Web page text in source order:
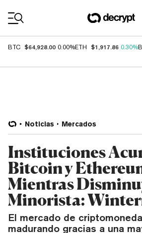
BTC $64,928.00 0.00%ETH $1,917.86 0.30%
Noticias Mercados
Instituciones
Bitcoin y
Mientras
Minorista:
El mercado de
madurando gracias a una